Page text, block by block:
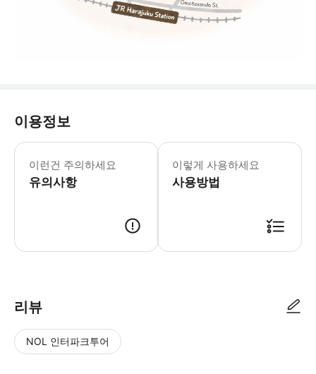
이용정보
이런건 주의하세요
유의사항
이렇게 사용하세요
사용방법
리뷰
NOL 인터파크투어